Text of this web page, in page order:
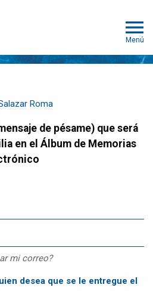
Menú
Roma
en el Álbum de Memorias
mi correo?